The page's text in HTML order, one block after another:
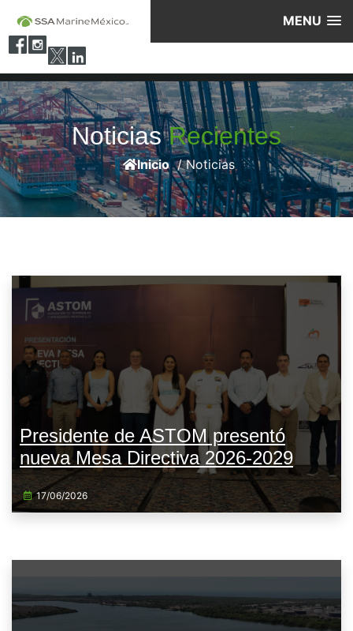
MENU
NoticiasRecientes
Inicio / Noticias
Presidente de ASTOM presentó
nueva Mesa Directiva 2026-2029
17/06/2026